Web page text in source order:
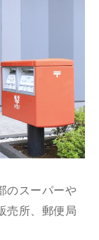
のスーパーや
売所、郵便局